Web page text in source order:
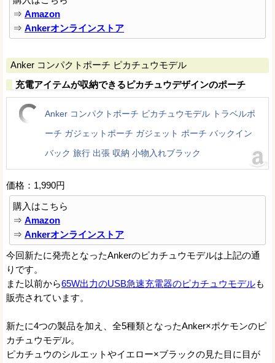
⇒ Amazon
⇒ Ankerオンラインストア
Anker コンパクトポーチ ピカチュウモデル
充電アイテムが収納できるピカチュウデザインのポーチ
Anker コンパクトポーチ ピカチュウモデル トラベルポ
ーチ ガジェットポーチ ガジェット ポーチ バックイン
バック 旅行 出張 収納 小物入れブラック
価格：1,990円
購入はこちら
⇒ Amazon
⇒ Ankerオンラインストア
今回新たに発売となったAnkerのピカチュウモデルは上記の通
りです。
また以前から65W出力のUSB急速充電器のピカチュウモデルも
販売されています。
新たに4つの製品を加え、全5種類となったAnker×ポケモンのピ
カチュウモデル。
ピカチュウのシルエットやイエロー×ブラックの見た目に目が